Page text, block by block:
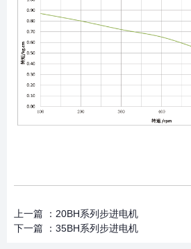
上一篇 ： 20BH系列步进电机
下一篇 ： 35BH系列步进电机